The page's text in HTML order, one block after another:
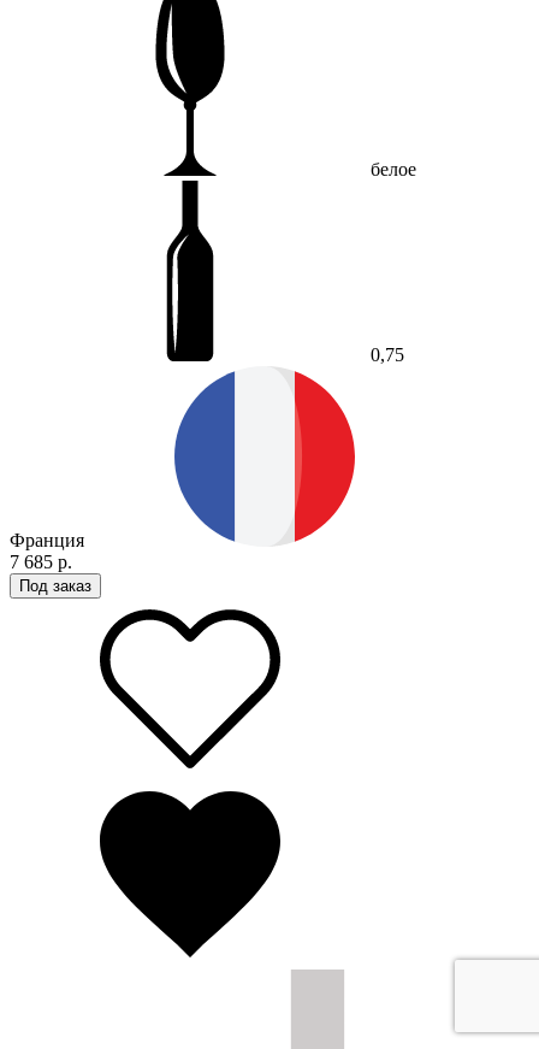
белое
0,75
Франция
7 685 р.
Под заказ